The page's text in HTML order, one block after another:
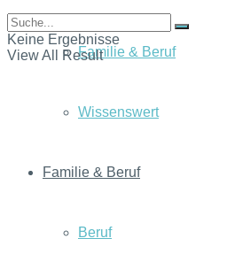
Familie & Beruf
Wissenswert
Familie & Beruf
Beruf
Keine Ergebnisse
View All Result